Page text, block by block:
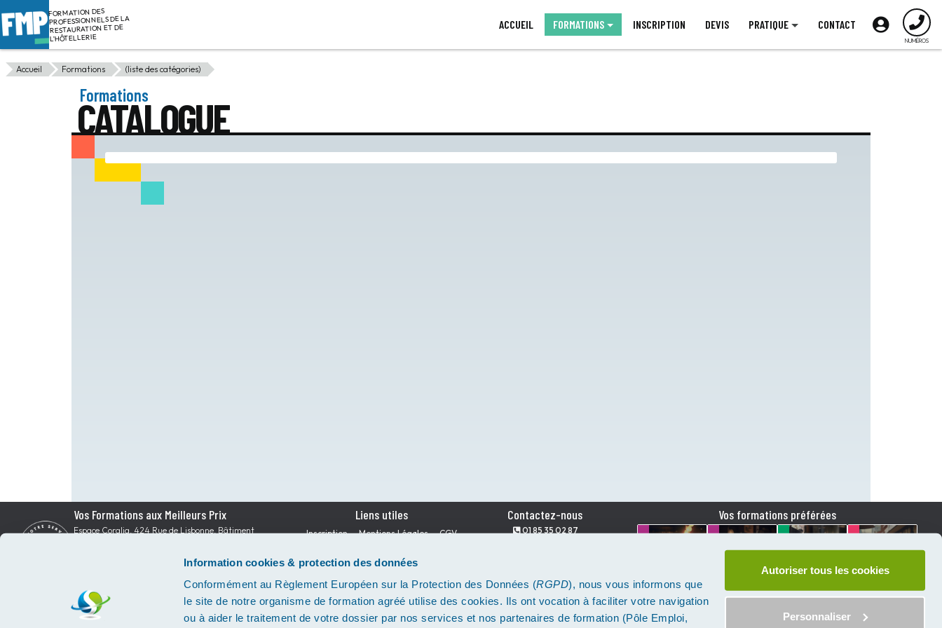
Information cookies & protection des données
Conformément au Règlement Européen sur la Protection des Données (RGPD), nous vous informons que
le site de notre organisme de formation agréé utilise des cookies. Ils ont vocation à faciliter votre navigation
ou à aider le traitement de votre dossier par nos services et nos partenaires de formation (Pôle Emploi,
Autoriser tous les cookies
Personnaliser
FORMATION DES
PROFESSIONNELS DE LA
RESTAURATION ET DE
L'HÔTELLERIE
ACCUEIL FORMATIONS INSCRIPTION DEVIS PRATIQUE CONTACT
Accueil Formations (liste des catégories)
Formations
CATALOGUE
Vos Formations aux Meilleurs Prix
Espace Coralia, 424 Rue de Lisbonne, Bâtiment
contact@formations-aux-meilleurs-prix.com
Liens utiles
Inscription Mentions Légales
CGV
Actualités
Contactez-nous
01 85 35 02 87
05 64 31 11 22
Vos formations préférées
D'EXPLOITATION
D'EXPLOITATION
HYGIÈNE
RESTAURATION